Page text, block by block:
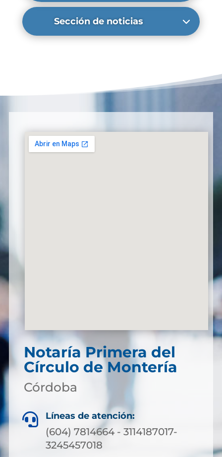
Sección de noticias
Notaría Primera del
Círculo de Montería
Córdoba
 Líneas de atención:
(604) 7814664 - 3114187017-
3245457018